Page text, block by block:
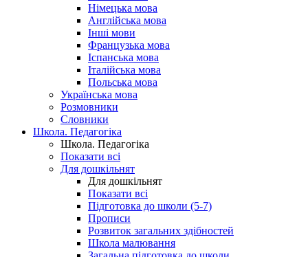
Німецька мова
Англійська мова
Інші мови
Французька мова
Іспанська мова
Італійська мова
Польська мова
Українська мова
Розмовники
Словники
Школа. Педагогіка
Школа. Педагогіка
Показати всі
Для дошкільнят
Для дошкільнят
Показати всі
Підготовка до школи (5-7)
Прописи
Розвиток загальних здібностей
Школа малювання